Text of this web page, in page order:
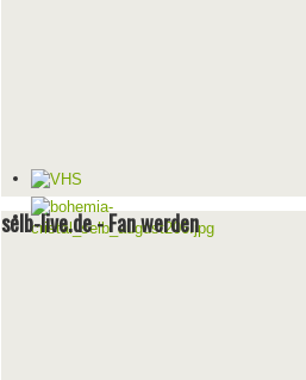
selb-live.de - Fan werden